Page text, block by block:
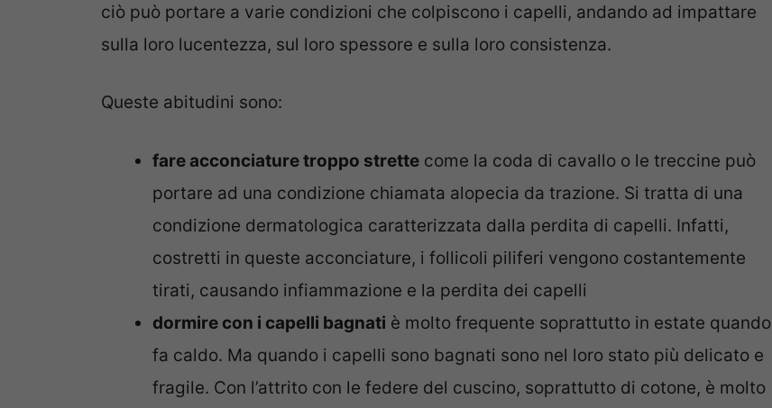
ciò può portare a varie condizioni che colpiscono i capelli, andando ad impattare
sulla loro lucentezza, sul loro spessore e sulla loro consistenza.
Queste abitudini sono:
fare acconciature troppo strette come la coda di cavallo o le treccine può
portare ad una condizione chiamata alopecia da trazione. Si tratta di una
condizione dermatologica caratterizzata dalla perdita di capelli. Infatti,
costretti in queste acconciature, i follicoli piliferi vengono costantemente
tirati, causando infiammazione e la perdita dei capelli
dormire con i capelli bagnati è molto frequente soprattutto in estate quando
fa caldo. Ma quando i capelli sono bagnati sono nel loro stato più delicato e
fragile. Con l’attrito con le federe del cuscino, soprattutto di cotone, è molto